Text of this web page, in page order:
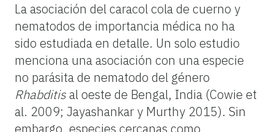
La asociación del caracol cola de cuerno y
nematodos de importancia médica no ha
sido estudiada en detalle. Un solo estudio
menciona una asociación con una especie
no parásita de nematodo del género
Rhabditisal oeste de Bengal, India (Cowie et
al. 2009; Jayashankar y Murthy 2015). Sin